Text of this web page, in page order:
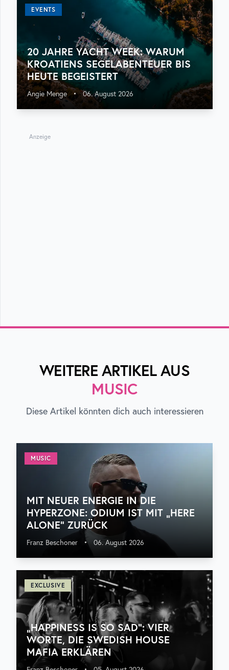
EVENTS
20 JAHRE YACHT WEEK: WARUM
KROATIENS SEGELABENTEUER BIS
HEUTE BEGEISTERT
Angie Menge • 06. August 2026
Anzeige
WEITERE ARTIKEL AUS
MUSIC
Diese Artikel könnten dich auch interessieren
MUSIC
MIT NEUER ENERGIE IN DIE
HYPERZONE: ODIUM IST MIT „HERE
ALONE“ ZURÜCK
Franz Beschoner • 06. August 2026
EXCLUSIVE
„HAPPINESS IS SO SAD“: VIER
WORTE, DIE SWEDISH HOUSE
MAFIA ERKLÄREN